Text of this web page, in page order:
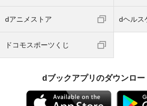
dアニメストア dヘルス
ドコモスポーツくじ
dブックアプリのダウンロー